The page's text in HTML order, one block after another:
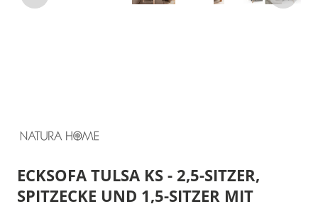
ECKSOFA TULSA KS - 2,5-SITZER,
SPITZECKE UND 1,5-SITZER MIT